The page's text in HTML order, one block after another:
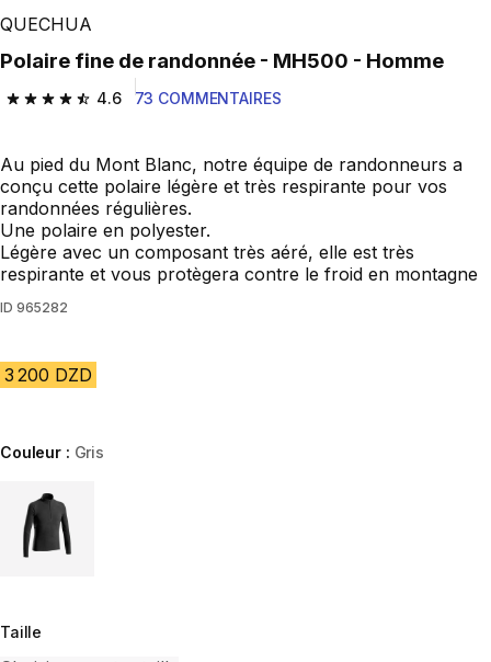
QUECHUA
Polaire fine de randonnée - MH500 - Homme
4.6
4.6 out of 5 stars from 73 reviews
73 COMMENTAIRES
Au pied du Mont Blanc, notre équipe de randonneurs a
conçu cette polaire légère et très respirante pour vos
randonnées régulières.
Une polaire en polyester.
Légère avec un composant très aéré, elle est très
respirante et vous protègera contre le froid en montagne
ID 965282
3 200 DZD
Couleur : Gris
Choose a variant
Taille